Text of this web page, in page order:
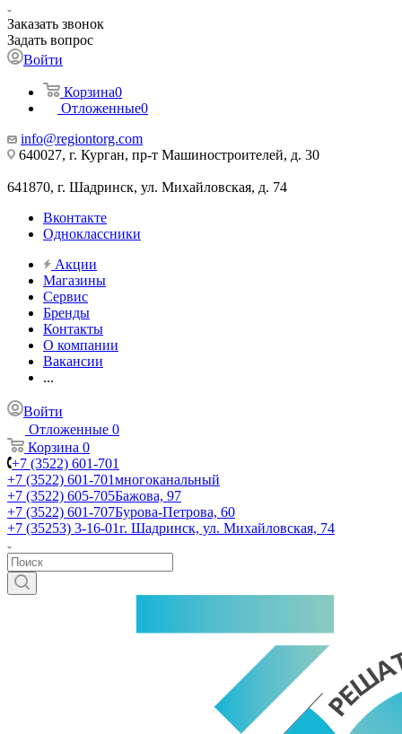
Заказать звонок
Задать вопрос
Войти
Корзина0
Отложенные0
info@regiontorg.com
640027, г. Курган, пр-т Машиностроителей, д. 30
641870, г. Шадринск, ул. Михайловская, д. 74
Вконтакте
Одноклассники
Акции
Магазины
Сервис
Бренды
Контакты
О компании
Вакансии
...
Войти
Отложенные 0
Корзина 0
+7 (3522) 601-701
+7 (3522) 601-701многоканальный
+7 (3522) 605-705Бажова, 97
+7 (3522) 601-707Бурова-Петрова, 60
+7 (35253) 3-16-01г. Шадринск, ул. Михайловская, 74